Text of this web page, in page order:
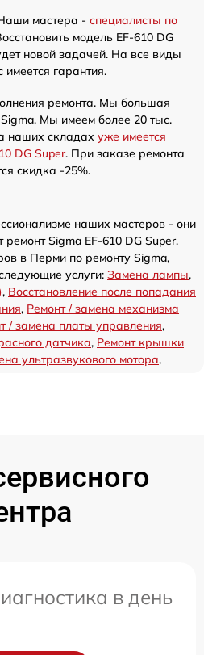
мастера - специалисты по
модель EF-610 DG
новой задачей. На все виды
гарантия.
ремонта. Мы большая
Sigma. Мы имеем более 20 тыс.
наших складах уже имеется
DG Super. При заказе ремонта
скидка -25%.
наших мастеров - они
Sigma EF-610 DG Super.
в Перми по ремонту Sigma,
услуги: Замена лампы,
, Восстановление после попадания
, Ремонт / замена механизма
/ замена платы управления,
датчика, Ремонт крышки
ультразвукового мотора,
в день